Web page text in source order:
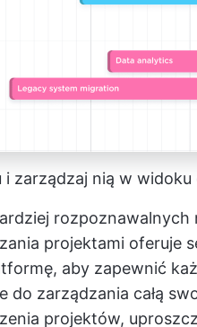
zarządzaj nią w widoku
rozpoznawalnych
projektami oferuje
aby zapewnić
zarządzania całą
projektów,